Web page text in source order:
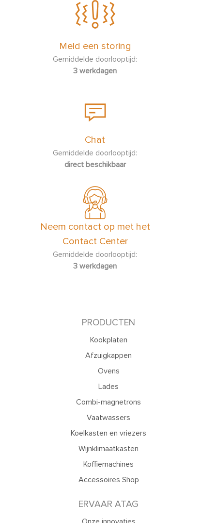
Meld een storing
Gemiddelde doorlooptijd:
3 werkdagen
Chat
Gemiddelde doorlooptijd:
direct beschikbaar
Neem contact op met het
Contact Center
Gemiddelde doorlooptijd:
3 werkdagen
PRODUCTEN
Kookplaten
Afzuigkappen
Ovens
Lades
Combi-magnetrons
Vaatwassers
Koelkasten en vriezers
Wijnklimaatkasten
Koffiemachines
Accessoires Shop
ERVAAR ATAG